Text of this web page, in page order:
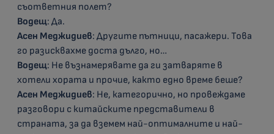
съответния полет?
Водещ: Да.
Асен Меджидиев: Другите пътници, пасажери. Това
го разисквахме доста дълго, но…
Водещ: Не възнамерявате да ги затваряте в
хотели хората и прочие, както едно време беше?
Асен Меджидиев: Не, категорично, но провеждаме
разговори с китайските представители в
страната, за да вземем най-оптималните и най-